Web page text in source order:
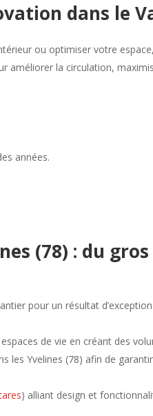
dans le
ou optimiser votre
améliorer la circulation,
années.
(78) : du
pour un résultat
de vie en créant des
les Yvelines (78) afin de
) alliant design et